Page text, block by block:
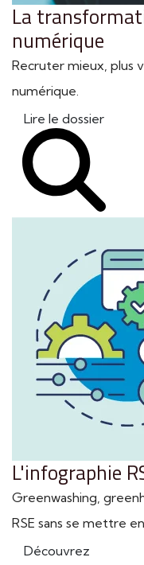
La
numérique
Recruter mieux, plus
numérique.
Lire le dossier
L'infographie
Greenwashing,
RSE sans se mettre
Découvrez